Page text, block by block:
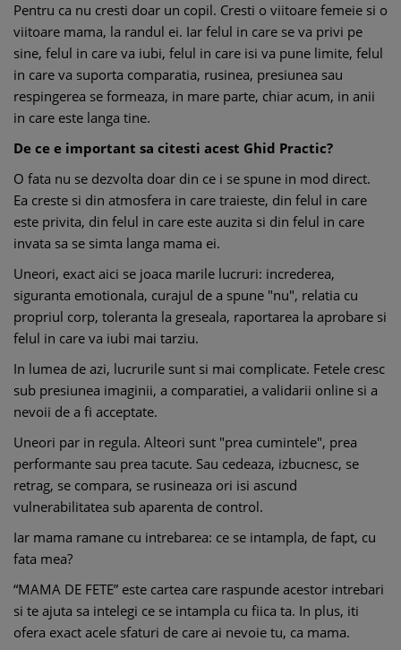
Pentru ca nu cresti doar un copil. Cresti o viitoare femeie si o
viitoare mama, la randul ei. Iar felul in care se va privi pe
sine, felul in care va iubi, felul in care isi va pune limite, felul
in care va suporta comparatia, rusinea, presiunea sau
respingerea se formeaza, in mare parte, chiar acum, in anii
in care este langa tine.
De ce e important sa citesti acest Ghid Practic?
O fata nu se dezvolta doar din ce i se spune in mod direct.
Ea creste si din atmosfera in care traieste, din felul in care
este privita, din felul in care este auzita si din felul in care
invata sa se simta langa mama ei.
Uneori, exact aici se joaca marile lucruri: increderea,
siguranta emotionala, curajul de a spune "nu", relatia cu
propriul corp, toleranta la greseala, raportarea la aprobare si
felul in care va iubi mai tarziu.
In lumea de azi, lucrurile sunt si mai complicate. Fetele cresc
sub presiunea imaginii, a comparatiei, a validarii online si a
nevoii de a fi acceptate.
Uneori par in regula. Alteori sunt "prea cumintele", prea
performante sau prea tacute. Sau cedeaza, izbucnesc, se
retrag, se compara, se rusineaza ori isi ascund
vulnerabilitatea sub aparenta de control.
Iar mama ramane cu intrebarea: ce se intampla, de fapt, cu
fata mea?
“MAMA DE FETE” este cartea care raspunde acestor intrebari
si te ajuta sa intelegi ce se intampla cu fiica ta. In plus, iti
ofera exact acele sfaturi de care ai nevoie tu, ca mama.